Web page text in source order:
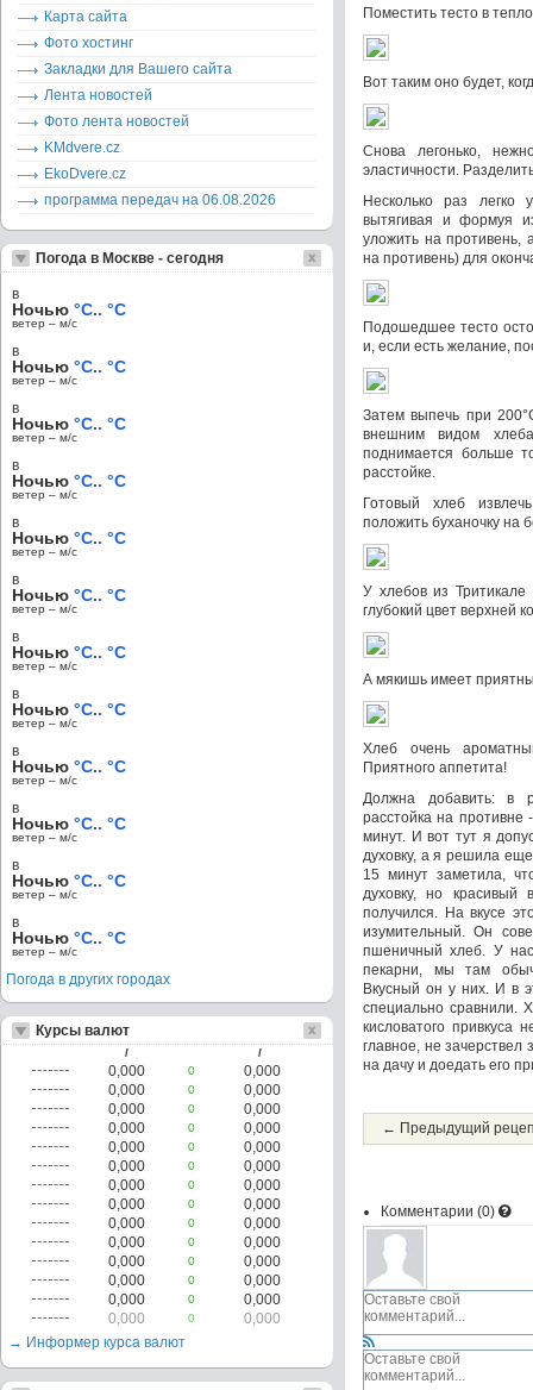
Поместить тесто в
Вот таким оно будет,
Cнова легонько,
эластичности.
Несколько раз легко
вытягивая и формуя
уложить на противень,
на противень) для
Подошедшее тесто
и, если есть желание,
Затем выпечь при
внешним видом
поднимается больше
расстойке.
Готовый хлеб
положить буханочку на
У хлебов из Тритикале
глубокий цвет верхней
А мякишь имеет
Хлеб очень
Приятного аппетита!
Должна добавить: в
расстойка на
минут. И вот тут я
духовку, а я решила
15 минут заметила,
духовку, но
получился. На вкусе
изумительный. Он
пшеничный хлеб. У
пекарни, мы там
Вкусный он у них. И в
специально сравнили.
кисловатого привкуса
главное, не зачерствел
на дачу и доедать его
← Предыдущий
Комментарии (0)
Карта сайта
Фото хостинг
Закладки для Вашего сайта
Лента новостей
Фото лента новостей
KMdvere.cz
EkoDvere.cz
программа передач на 06.08.2026
Погода в Москве - сегодня
в
Ночью °C.. °C
ветер – м/c
в
Ночью °C.. °C
ветер – м/c
в
Ночью °C.. °C
ветер – м/c
в
Ночью °C.. °C
ветер – м/c
в
Ночью °C.. °C
ветер – м/c
в
Ночью °C.. °C
ветер – м/c
в
Ночью °C.. °C
ветер – м/c
в
Ночью °C.. °C
ветер – м/c
в
Ночью °C.. °C
ветер – м/c
в
Ночью °C.. °C
ветер – м/c
в
Ночью °C.. °C
ветер – м/c
в
Ночью °C.. °C
ветер – м/c
Погода в других городах
Курсы валют
/ /
0,000 0
0,000
0,000
0
0,000
0,000
0
0,000
0,000
0
0,000
0,000
0
0,000
0,000
0
0,000
0,000
0
0,000
0,000
0
0,000
0,000
0
0,000
0,000
0
0,000
0,000
0
0,000
0,000
0
0,000
0,000
0
0,000
0,000
0
0,000
→ Информер курса валют